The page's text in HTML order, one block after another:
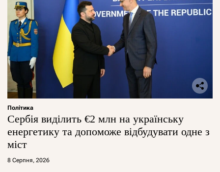
Політика
Сербія виділить €2 млн на українську
енергетику та допоможе відбудувати одне з
міст
8 Серпня, 2026